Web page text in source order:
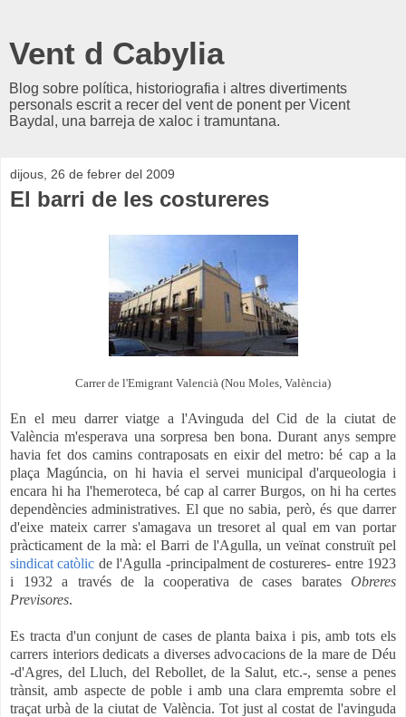
Vent d Cabylia
Blog sobre política, historiografia i altres divertiments
personals escrit a recer del vent de ponent per Vicent
Baydal, una barreja de xaloc i tramuntana.
dijous, 26 de febrer del 2009
El barri de les costureres
Carrer de l'Emigrant Valencià (Nou Moles, València)
En el meu darrer viatge a l'Avinguda del Cid de la ciutat de
València m'esperava una sorpresa ben bona. Durant anys sempre
havia fet dos camins contraposats en eixir del metro: bé cap a la
plaça Magúncia, on hi havia el servei municipal d'arqueologia i
encara hi ha l'hemeroteca, bé cap al carrer Burgos, on hi ha certes
dependències administratives. El que no sabia, però, és que darrer
d'eixe mateix carrer s'amagava un tresoret al qual em van portar
pràcticament de la mà: el Barri de l'Agulla, un veïnat construït pel
sindicat catòlic de l'Agulla -principalment de costureres- entre 1923
i 1932 a través de la cooperativa de cases barates Obreres
Previsores.
Es tracta d'un conjunt de cases de planta baixa i pis,amb tots els
carrers interiors dedicats a diverses advocacions de la mare de Déu
-d'Agres, del Lluch, del Rebollet, de la Salut, etc.-, sense a penes
trànsit,amb aspecte de poble i amb una clara empremta sobre el
traçat urbà de la ciutat de València. Tot just al costat de l'avinguda